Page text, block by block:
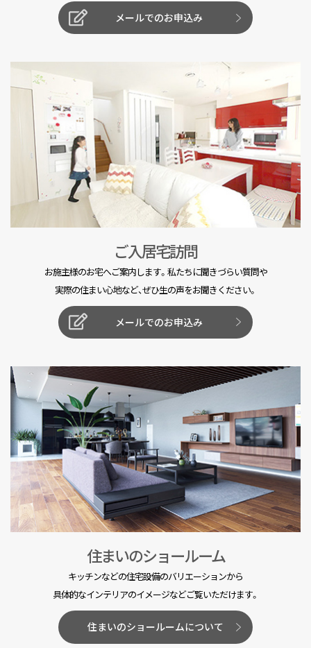
メールでのお申込み
ご入居宅訪問
お施主様のお宅へご案内します。私たちに聞きづらい質問や
実際の住まい心地など、ぜひ生の声をお聞きください。
メールでのお申込み
住まいのショールーム
キッチンなどの住宅設備のバリエーションから
具体的なインテリアのイメージなどご覧いただけます。
住まいのショールームについて